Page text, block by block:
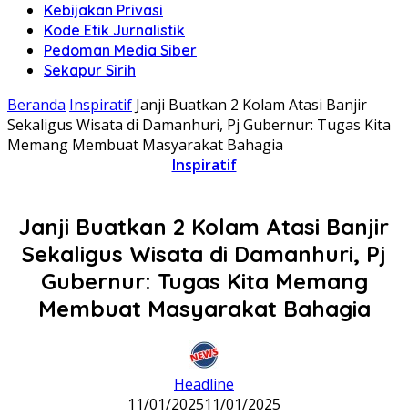
Kebijakan Privasi
Kode Etik Jurnalistik
Pedoman Media Siber
Sekapur Sirih
Beranda Inspiratif Janji Buatkan 2 Kolam Atasi Banjir
Sekaligus Wisata di Damanhuri, Pj Gubernur: Tugas Kita
Memang Membuat Masyarakat Bahagia
Inspiratif
Janji Buatkan 2 Kolam Atasi Banjir
Sekaligus Wisata di Damanhuri, Pj
Gubernur: Tugas Kita Memang
Membuat Masyarakat Bahagia
Headline
11/01/202511/01/2025